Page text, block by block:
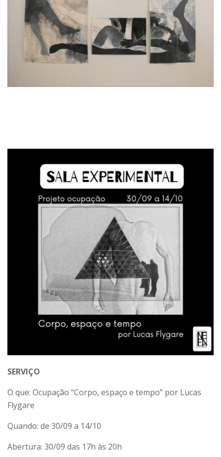
SERVIÇO
O que: Ocupação “Corpo, espaço e tempo” por Lucas
Flygare
Quando: de 30/09 a 14/10
Abertura: 30/09 das 17h às 20h